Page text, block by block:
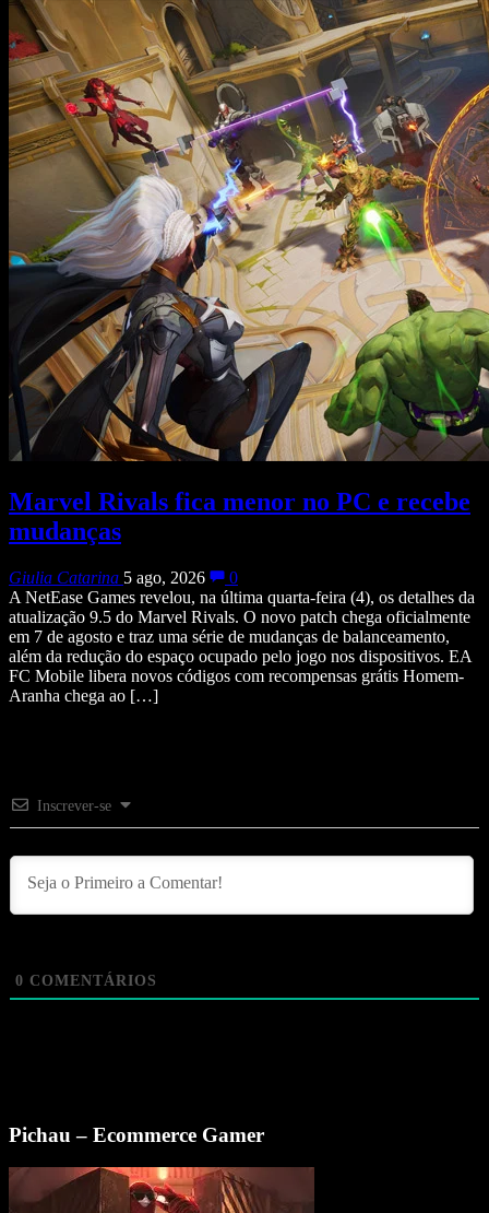
Marvel Rivals fica menor no PC e recebe
mudanças
Giulia Catarina 5 ago, 2026
0
A NetEase Games revelou, na última quarta-feira (4), os detalhes da
atualização 9.5 do Marvel Rivals. O novo patch chega oficialmente
em 7 de agosto e traz uma série de mudanças de balanceamento,
além da redução do espaço ocupado pelo jogo nos dispositivos. EA
FC Mobile libera novos códigos com recompensas grátis Homem-
Aranha chega ao […]
Inscrever-se
0 COMENTÁRIOS
Pichau – Ecommerce Gamer